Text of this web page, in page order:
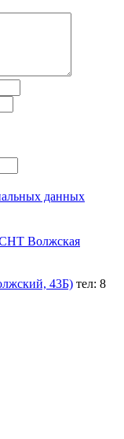
данных
СНТ Волжская
43Б) тел: 8